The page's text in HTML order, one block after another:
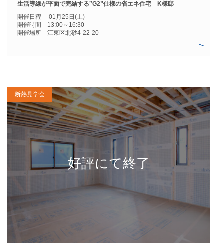
生活導線が平面で完結する‟G2”仕様の省エネ住宅 K様邸
開催日程 01月25日(土)
開催時間 13:00～16:30
開催場所 江東区北砂4-22-20
断熱見学会